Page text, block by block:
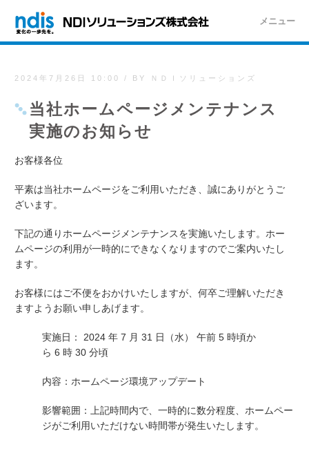
メニュー
2024年7月26日 10:00 / BY ＮＤＩソリューションズ
当社ホームページメンテナンス
実施のお知らせ
お客様各位
平素は当社ホームページをご利用いただき、誠にありがとうご
ざいます。
下記の通りホームページメンテナンスを実施いたします。 ホー
ムページの利用が一時的にできなくなりますのでご案内いたし
ます。
お客様にはご不便をおかけいたしますが、何卒ご理解いただき
ますようお願い申しあげます。
実施日： 2024年 7 月 31 日（水） 午前 5時頃か
ら 6時 30分頃
内容：ホームページ環境アップデート
影響範囲：
上記時間内で、一時的に数分程度、ホームペー
ジがご利用いただけない時間帯が発生いたします。